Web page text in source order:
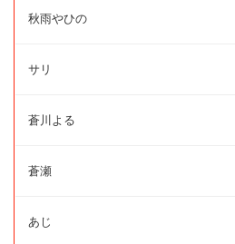
秋雨やひの
サリ
蒼川よる
蒼瀬
あじ